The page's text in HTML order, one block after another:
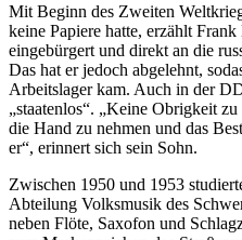
Mit Beginn des Zweiten
keine Papiere hatte, erzählt
eingebürgert und direkt an die
Das hat er jedoch abgelehnt,
Arbeitslager kam. Auch in der
„staatenlos“. „Keine Obrigkeit
die Hand zu nehmen und das
er“, erinnert sich sein Sohn.
Zwischen 1950 und 1953
Abteilung Volksmusik des
neben Flöte, Saxofon und